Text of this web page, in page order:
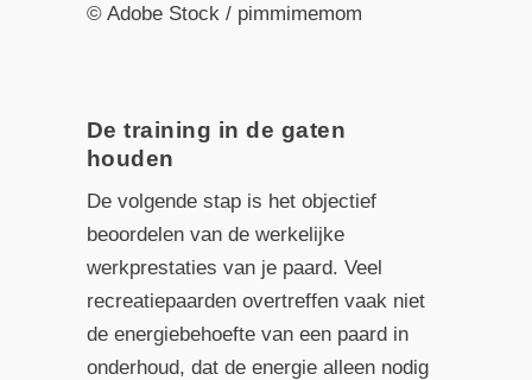
© Adobe Stock / pimmimemom
De training in de gaten
houden
De volgende stap is het objectief
beoordelen van de werkelijke
werkprestaties van je paard. Veel
recreatiepaarden overtreffen vaak niet
de energiebehoefte van een paard in
onderhoud, dat de energie alleen nodig